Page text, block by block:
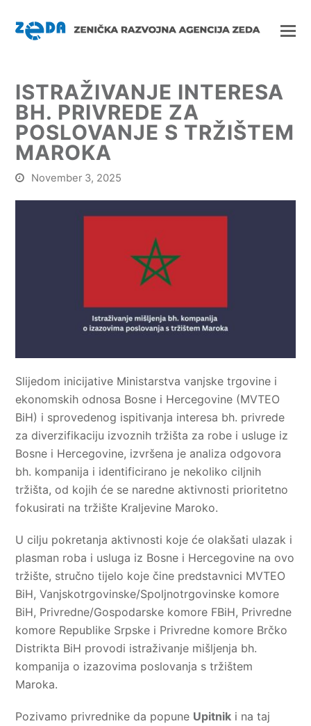
ISTRAŽIVANJE INTERESA
BH. PRIVREDE ZA
POSLOVANJE S TRŽIŠTEM
MAROKA
November 3, 2025
Slijedom inicijative Ministarstva vanjske trgovine i
ekonomskih odnosa Bosne i Hercegovine (MVTEO
BiH) i sprovedenog ispitivanja interesa bh. privrede
za diverzifikaciju izvoznih tržišta za robe i usluge iz
Bosne i Hercegovine, izvršena je analiza odgovora
bh. kompanija i identificirano je nekoliko ciljnih
tržišta, od kojih će se naredne aktivnosti prioritetno
fokusirati na tržište Kraljevine Maroko.
U cilju pokretanja aktivnosti koje će olakšati ulazak i
plasman roba i usluga iz Bosne i Hercegovine na ovo
tržište, stručno tijelo koje čine predstavnici MVTEO
BiH, Vanjskotrgovinske/Spoljnotrgovinske komore
BiH, Privredne/Gospodarske komore FBiH, Privredne
komore Republike Srpske i Privredne komore Brčko
Distrikta BiH provodi istraživanje mišljenja bh.
kompanija o izazovima poslovanja s tržištem
Maroka.
Pozivamo privrednike da popune Upitnik i na taj